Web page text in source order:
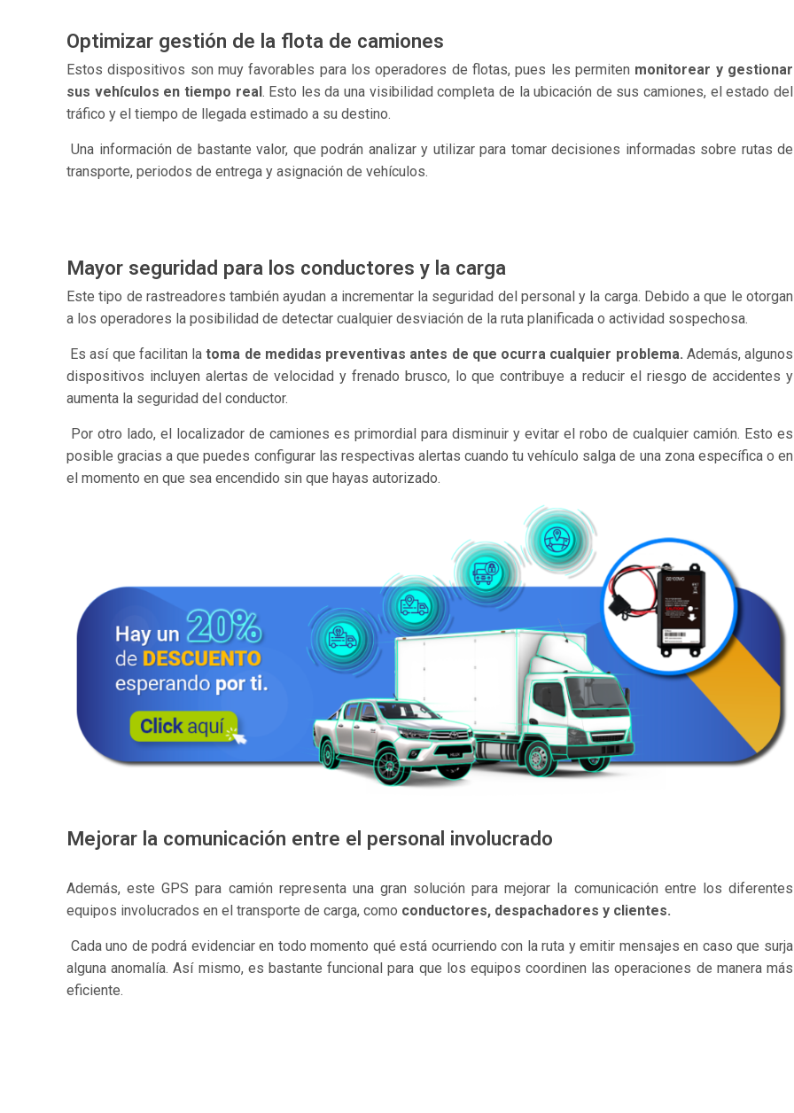
Optimizar gestión de la flota de camiones
Estos dispositivos son muy favorables para los operadores de flotas, pues les permiten monitorear y gestionar
sus vehículos en tiempo real. Esto les da una visibilidad completa de la ubicación de sus camiones, el estado del
tráfico y el tiempo de llegada estimado a su destino.
Una información de bastante valor, que podrán analizar y utilizar para tomar decisiones informadas sobre rutas de
transporte, periodos de entrega y asignación de vehículos.
Mayor seguridad para los conductores y la carga
Este tipo de rastreadores también ayudan a incrementar la seguridad del personal y la carga. Debido a que le otorgan
a los operadores la posibilidad de detectar cualquier desviación de la ruta planificada o actividad sospechosa.
Es así que facilitan latoma de medidas preventivas antes de que ocurra cualquier problema. Además, algunos
dispositivos incluyen alertas de velocidad y frenado brusco, lo que contribuye a reducir el riesgo de accidentes y
aumenta la seguridad del conductor.
Por otro lado, el localizador de camiones es primordial para disminuir y evitar el robo de cualquier camión. Esto es
posible gracias a que puedes configurar las respectivas alertas cuando tu vehículo salga de una zona específica o en
el momento en que sea encendido sin que hayas autorizado.
Mejorar la comunicación entre el personal involucrado
Además, este GPS para camión representa una gran solución para mejorar la comunicación entre los diferentes
equipos involucrados en el transporte de carga, como conductores, despachadores y clientes.
Cada uno de podrá evidenciar en todo momento qué está ocurriendo con la ruta y emitir mensajes en caso que surja
alguna anomalía. Así mismo, es bastante funcional para que los equipos coordinen las operaciones de manera más
eficiente.